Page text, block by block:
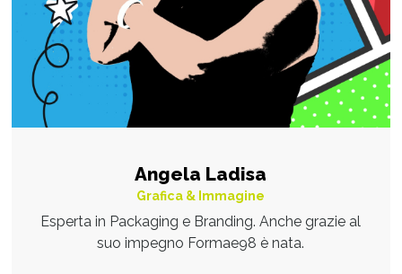
Angela Ladisa
Grafica & Immagine
Esperta in Packaging e Branding. Anche grazie al
suo impegno Formae98 è nata.